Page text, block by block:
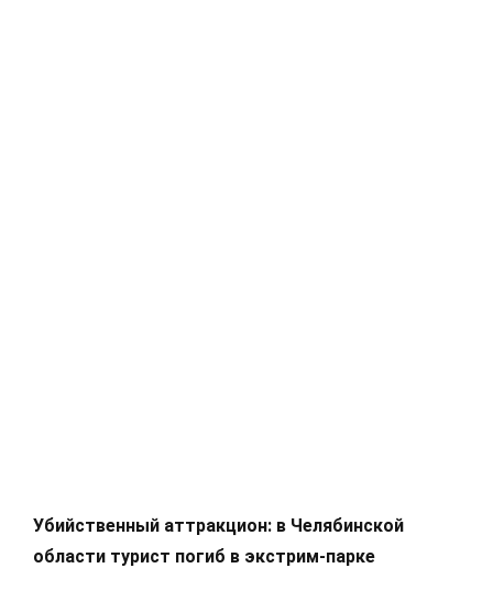
Убийственный аттракцион: в Челябинской
области турист погиб в экстрим-парке